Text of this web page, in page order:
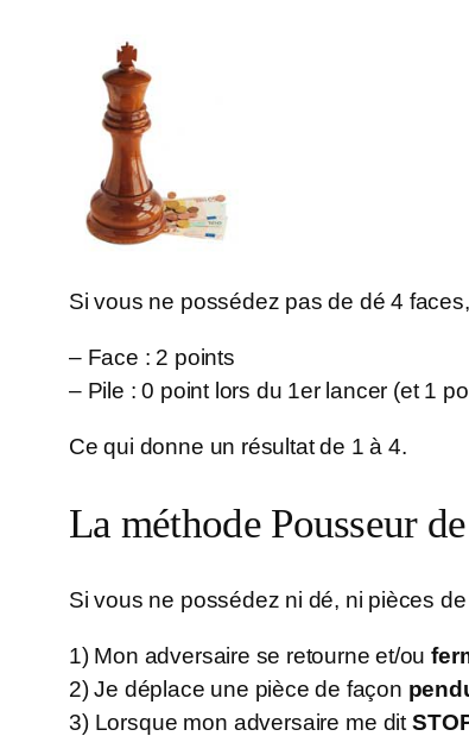
Si vous ne possédez pas de dé 4
– Face : 2 points
– Pile : 0 point lors du 1er lancer (et 1
Ce qui donne un résultat de 1 à 4.
La méthode Pousseur
Si vous ne possédez ni dé, ni pièces
1) Mon adversaire se retourne et/ou
2) Je déplace une pièce de façon
3) Lorsque mon adversaire me dit